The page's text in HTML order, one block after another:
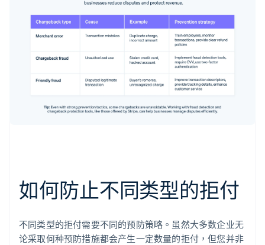
如何防止不同类型的拒付
不同类型的拒付需要不同的预防策略。虽然大多数企业无
论采取何种预防措施都会产生一定数量的拒付，但您并非